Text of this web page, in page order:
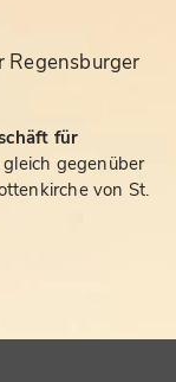
Regensburger
für
gleich gegenüber
von St.